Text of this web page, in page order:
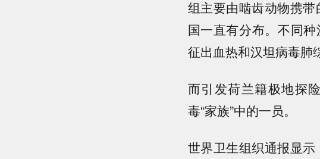
组主要由啮齿动物携
国一直有分布。不同
征出血热和汉坦病毒肺
而引发荷兰籍极地探
毒“家族”中的一员。
世界卫生组织通报显